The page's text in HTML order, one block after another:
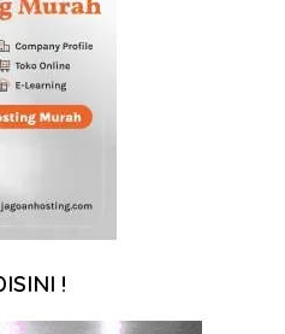
!